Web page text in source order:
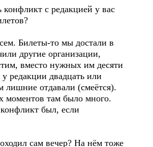
с редакцией у вас
Билеты-то мы достали в
другие организации,
вместо нужных им десяти
редакции двадцать или
лишние отдавали (смеётся).
моментов там было много.
был, если
сам вечер? На нём тоже